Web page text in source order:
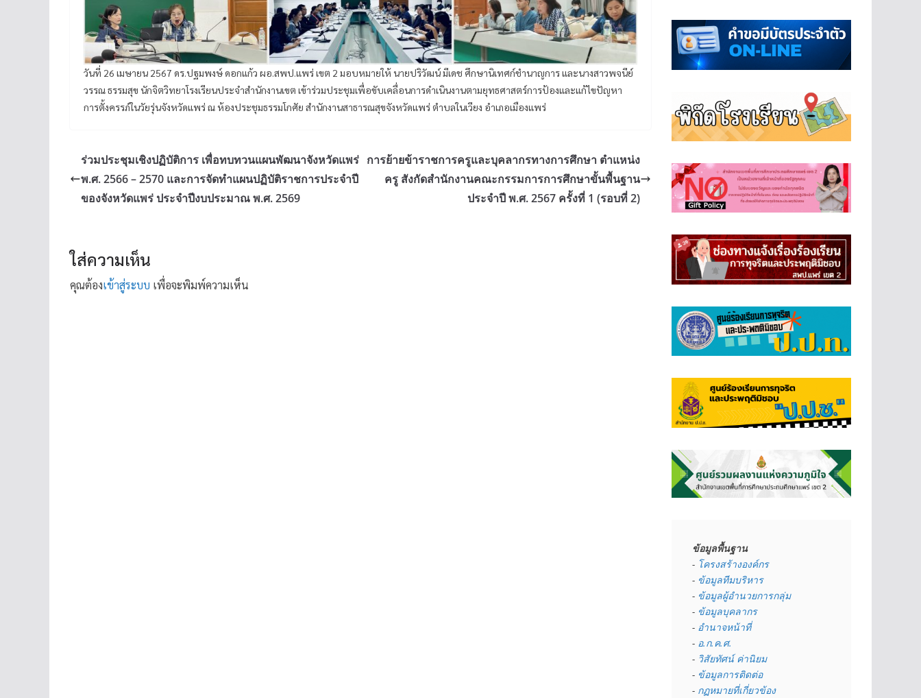
วันที่ 26 เมษายน 2567 ดร.ปฐมพงษ์ ดอกแก้ว ผอ.สพป.แพร่ เขต 2 มอบหมายให้ นายปริวัฒน์ มีเดช ศึกษานิเทศก์ชำนาญการ และนางสาวพจนีย์
วรรณ ธรรมสุข นักจิตวิทยาโรงเรียนประจำสำนักงานเขต เข้าร่วมประชุมเพื่อขับเคลื่อนการดำเนินงานตามยุทธศาสตร์การป้องและแก้ไขปัญหา
การตั้งครรภ์ในวัยรุ่นจังหวัดแพร่ ณ ห้องประชุมธรรมโกศัย สำนักงานสาธารณสุขจังหวัดแพร่ ตำบลในเวียง อำเภอเมืองแพร่
ร่วมประชุมเชิงปฏิบัติการ เพื่อทบทวนแผนพัฒนาจังหวัดแพร่
พ.ศ. 2566 – 2570 และการจัดทำแผนปฏิบัติราชการประจำปี
ของจังหวัดแพร่ ประจำปีงบประมาณ พ.ศ. 2569
การย้ายข้าราชการครูและบุคลากรทางการศึกษา ตำแหน่ง
ครู สังกัดสำนักงานคณะกรรมการการศึกษาขั้นพื้นฐาน
ประจำปี พ.ศ. 2567 ครั้งที่ 1 (รอบที่ 2)
ใส่ความเห็น
คุณต้องเข้าสู่ระบบ เพื่อจะพิมพ์ความเห็น
ข้อมูลพื้นฐาน
- โครงสร้างองค์กร
- ข้อมูลทีมบริหาร
- ข้อมูลผู้อำนวยการกลุ่ม
- ข้อมูลบุคลากร
- อำนาจหน้าที่
- อ.ก.ค.ศ.
- วิสัยทัศน์ ค่านิยม
- ข้อมูลการติดต่อ
- กฏหมายที่เกี่ยวข้อง